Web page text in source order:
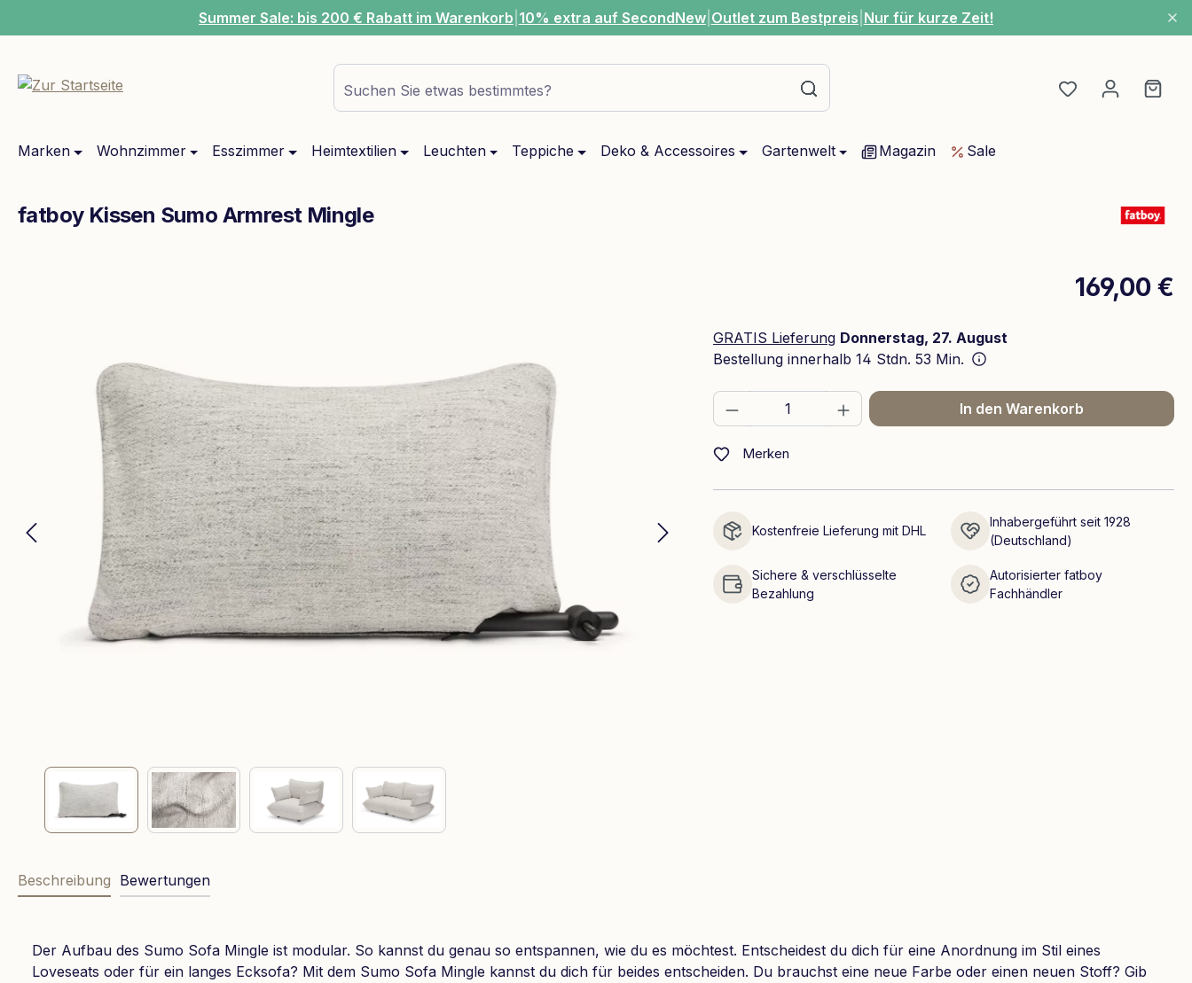
Zur Hauptnavigation springenSummer Sale: bis 200 € Rabatt im Warenkorb 10% extra auf SecondNew Outlet zum Bestpreis Nur für kurze Zeit!
Suchen Sie etwas bestimmtes? Du hast 0
Marken Wohnzimmer Esszimmer Heimtextilien Leuchten Teppiche Deko & Accessoires Gartenwelt Magazin Sale
fatboy Kissen Sumo Armrest Mingle
169,00 €
GRATIS Lieferung Donnerstag, 27. August
Bestellung innerhalb 14 Stdn. 53 Min.
Produkt Anzahl: Gib den gewünschten Wert
In den Warenkorb
Merken
Kostenfreie Lieferung mit DHL
Inhabergeführt seit 1928
(Deutschland)
Sichere & verschlüsselte
Bezahlung
Autorisierter fatboy
Fachhändler
Beschreibung Bewertungen
Der Aufbau des Sumo Sofa Mingle ist modular. So kannst du genau so entspannen, wie du es möchtest. Entscheidest du dich für eine Anordnung im Stil eines
Loveseats oder für ein langes Ecksofa? Mit dem Sumo Sofa Mingle kannst du dich für beides entscheiden. Du brauchst eine neue Farbe oder einen neuen Stoff? Gib